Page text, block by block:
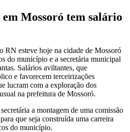
Mossoró tem salário
RN esteve hoje na cidade de Mossoró
do município e a secretária municipal
Salários aviltantes, que
e favorecem terceirizações
lucram com a exploração dos
na prefeitura de Mossoró.
a montagem de uma comissão
que seja construída uma carreira
do município.